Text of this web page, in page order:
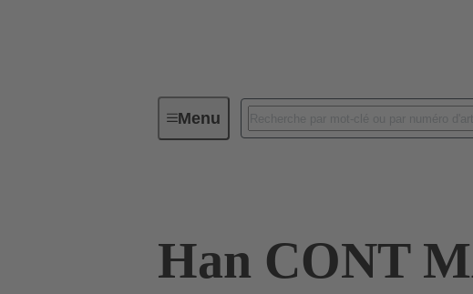
MenuConnecteurs industriels / Han®
Han CONT